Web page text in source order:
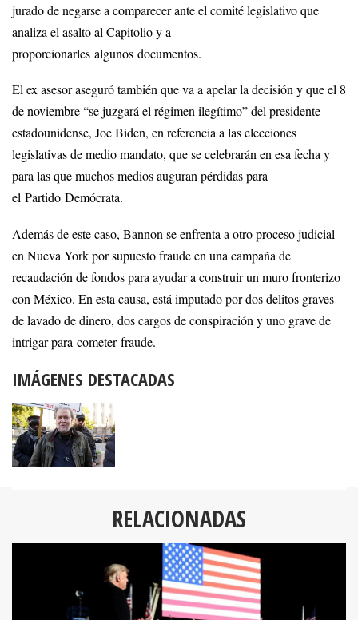
jurado de negarse a comparecer ante el comité legislativo que
analiza el asalto al Capitolio y a
proporcionarles algunos documentos.
El ex asesor aseguró también que va a apelar la decisión y que el 8
de noviembre “se juzgará el régimen ilegítimo” del presidente
estadounidense, Joe Biden, en referencia a las elecciones
legislativas de medio mandato, que se celebrarán en esa fecha y
para las que muchos medios auguran pérdidas para
el Partido Demócrata.
Además de este caso, Bannon se enfrenta a otro proceso judicial
en Nueva York por supuesto fraude en una campaña de
recaudación de fondos para ayudar a construir un muro fronterizo
con México. En esta causa, está imputado por dos delitos graves
de lavado de dinero, dos cargos de conspiración y uno grave de
intrigar para cometer fraude.
IMÁGENES DESTACADAS
RELACIONADAS